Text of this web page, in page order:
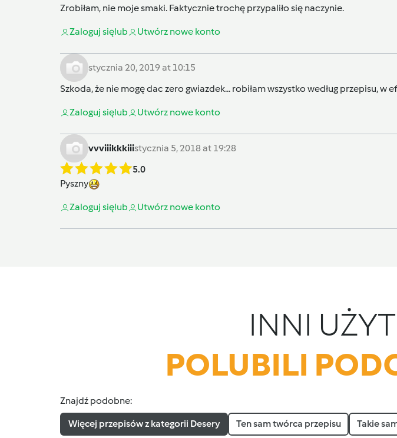
Zrobiłam, nie moje smaki. Faktycznie trochę przypaliło się naczynie.
Zaloguj sięlub Utwórz nowe konto
stycznia 20, 2019 at 10:15
Szkoda, że nie mogę dac zero gwiazdek... robiłam wszystko według przepisu,
Zaloguj sięlub Utwórz nowe konto
vvviiikkkiiistycznia 5, 2018 at 19:28
5.0
Pyszny
Zaloguj sięlub Utwórz nowe konto
INNI
POLUBILI
Znajdź podobne:
Więcej przepisów z kategorii Desery Ten sam twórca przepisu Takie